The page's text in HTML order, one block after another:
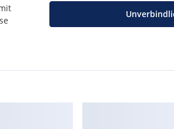
unverbindliche und
sowie einer